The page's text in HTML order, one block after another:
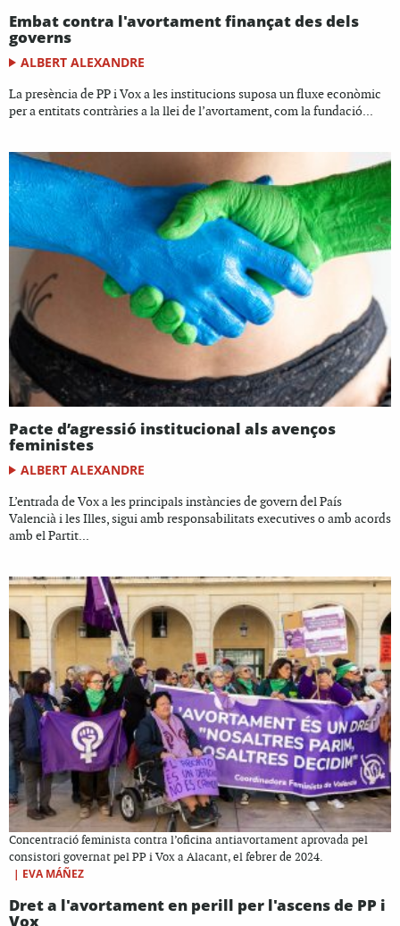
Embat contra l'avortament finançat des dels
governs
ALBERT ALEXANDRE
La presència de PP i Vox a les institucions suposa un fluxe econòmic
per a entitats contràries a la llei de l’avortament, com la fundació...
Pacte d’agressió institucional als avenços
feministes
ALBERT ALEXANDRE
L’entrada de Vox a les principals instàncies de govern del País
Valencià i les Illes, sigui amb responsabilitats executives o amb acords
amb el Partit...
Concentració feminista contra l’oficina antiavortament aprovada pel
consistori governat pel PP i Vox a Alacant, el febrer de 2024.
| EVA MÁÑEZ
Dret a l'avortament en perill per l'ascens de PP i
Vox